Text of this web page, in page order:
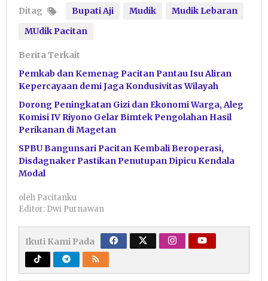
Ditag Bupati Aji Mudik
Mudik Lebaran
MUdik Pacitan
Berita Terkait
Pemkab dan Kemenag Pacitan Pantau Isu Aliran
Kepercayaan demi Jaga Kondusivitas Wilayah
Dorong Peningkatan Gizi dan Ekonomi Warga, Aleg
Komisi IV Riyono Gelar Bimtek Pengolahan Hasil
Perikanan di Magetan
SPBU Bangunsari Pacitan Kembali Beroperasi,
Disdagnaker Pastikan Penutupan Dipicu Kendala
Modal
oleh Pacitanku
Editor: Dwi Purnawan
Ikuti Kami Pada